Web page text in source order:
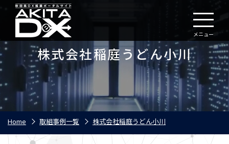
メニュー
株式会社稲庭うどん小川
Home 取組事例一覧 株式会社稲庭うどん小川